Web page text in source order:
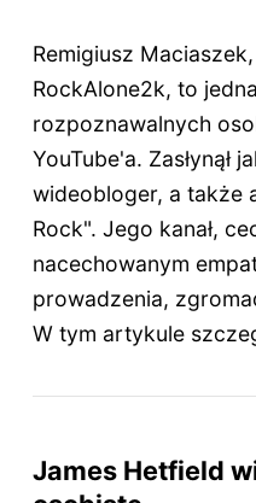
Remigiusz
RockAlone2k, to
rozpoznawalnych
YouTube'a. Zasłynął
wideobloger, a także
Rock". Jego kanał,
nacechowanym
prowadzenia,
W tym artykule
James Hetfield